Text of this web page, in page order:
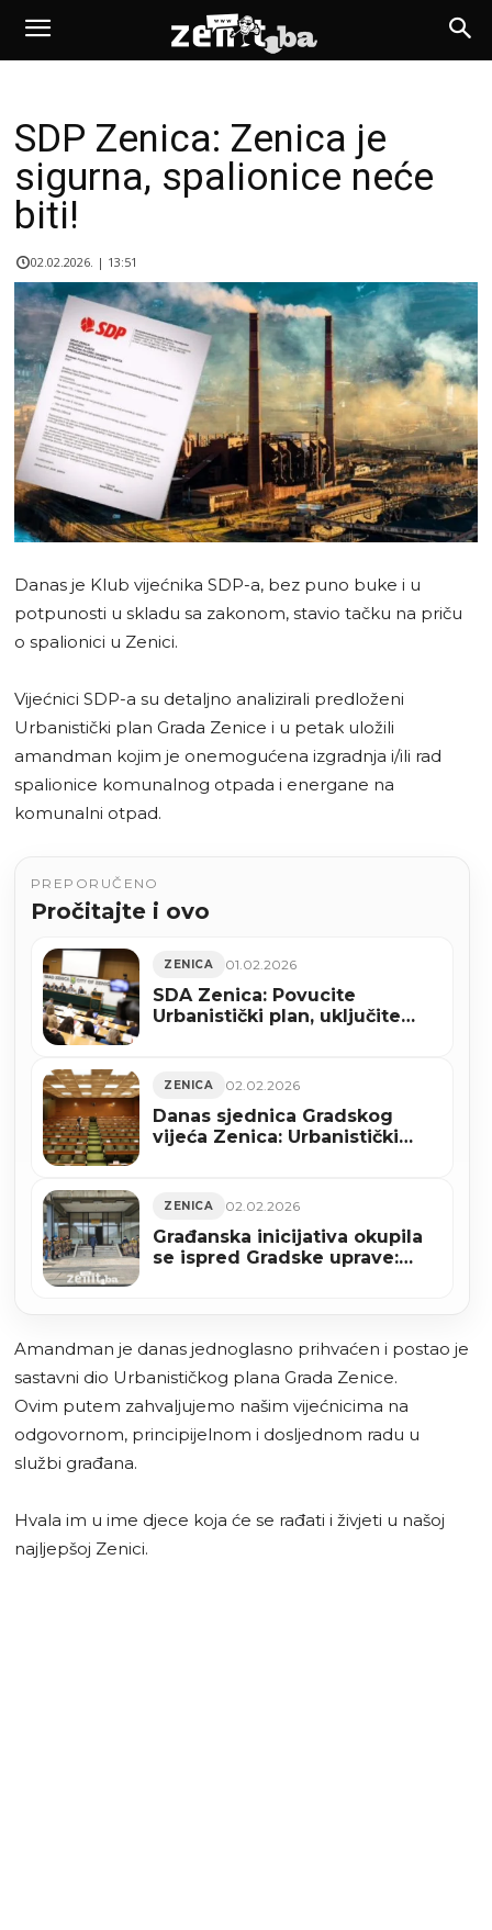
SDP Zenica: Zenica je
sigurna, spalionice neće
biti!
02.02.2026. | 13:51
Danas je Klub vijećnika SDP-a, bez puno buke i u
potpunosti u skladu sa zakonom, stavio tačku na priču
o spalionici u Zenici.
Vijećnici SDP-a su detaljno analizirali predloženi
Urbanistički plan Grada Zenice i u petak uložili
amandman kojim je onemogućena izgradnja i/ili rad
spalionice komunalnog otpada i energane na
komunalni otpad.
PREPORUČENO
Pročitajte i ovo
ZENICA 01.02.2026
SDA Zenica: Povucite
Urbanistički plan, uključite
ZENICA 02.02.2026
Danas sjednica Gradskog
vijeća Zenica: Urbanistički
ZENICA 02.02.2026
Građanska inicijativa okupila
se ispred Gradske uprave:
Amandman je danas jednoglasno prihvaćen i postao je
sastavni dio Urbanističkog plana Grada Zenice.
Ovim putem zahvaljujemo našim vijećnicima na
odgovornom, principijelnom i dosljednom radu u
službi građana.
Hvala im u ime djece koja će se rađati i živjeti u našoj
najljepšoj Zenici.